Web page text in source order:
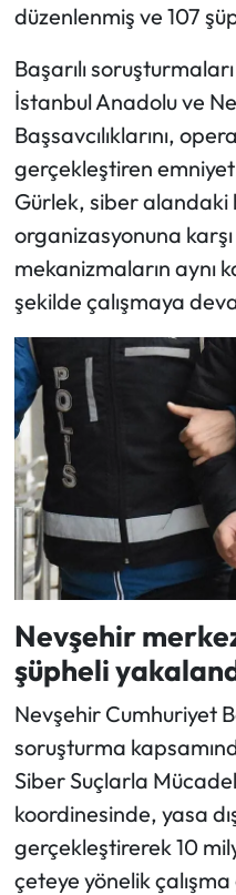
düzenlenmiş ve 107
Başarılı
İstanbul Anadolu ve
Başsavcılıklarını,
gerçekleştiren
Gürlek, siber alandaki
organizasyonuna
mekanizmaların aynı
şekilde çalışmaya
Nevşehir
şüpheli
Nevşehir Cumhuriyet
soruşturma
Siber Suçlarla
koordinesinde, yasa
gerçekleştirerek 10
çeteye yönelik